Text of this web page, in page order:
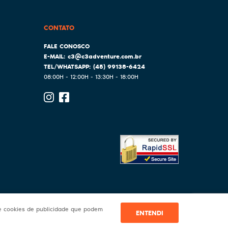
CONTATO
(45) 99138-6424
08:00H - 12:00H - 13:30H - 18:00H
c3@c3adventure.com.br
de publicidade que podem ENTENDI